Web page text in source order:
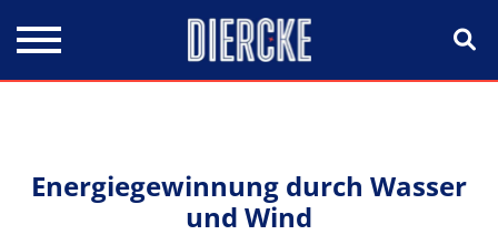
Energiegewinnung durch Wasser
und Wind